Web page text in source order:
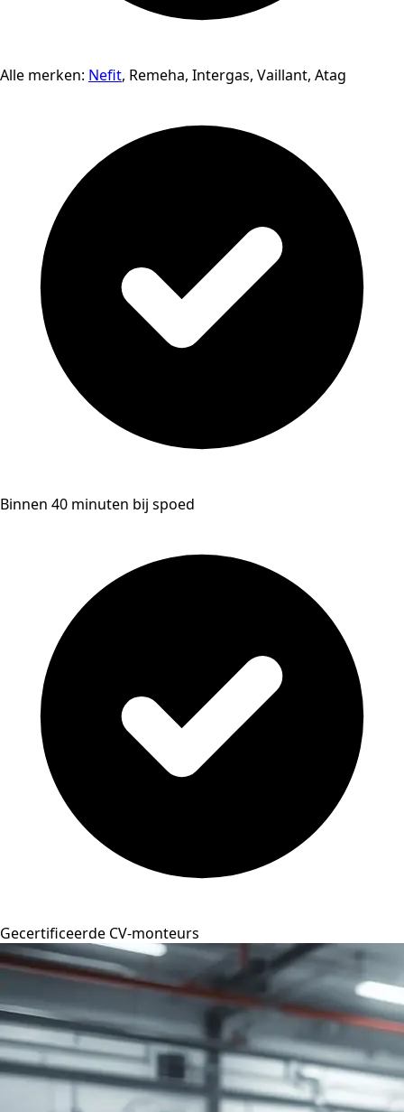
Alle merken: Nefit, Remeha, Intergas, Vaillant, Atag
Binnen 40 minuten bij spoed
Gecertificeerde CV-monteurs